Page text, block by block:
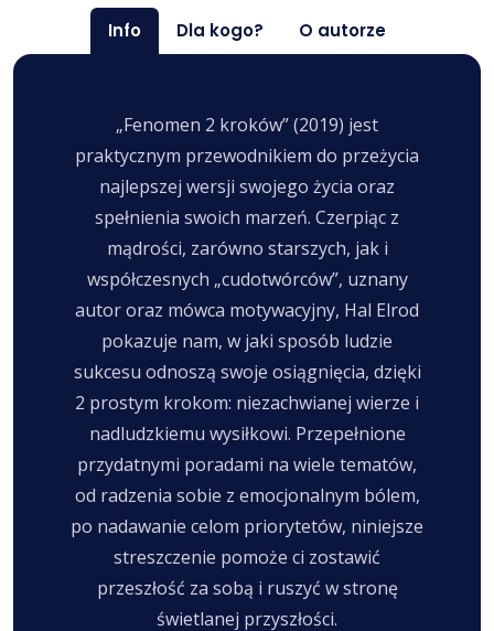
Info Dla kogo? O autorze
„Fenomen 2 kroków” (2019) jest
praktycznym przewodnikiem do przeżycia
najlepszej wersji swojego życia oraz
spełnienia swoich marzeń. Czerpiąc z
mądrości, zarówno starszych, jak i
współczesnych „cudotwórców”, uznany
autor oraz mówca motywacyjny, Hal Elrod
pokazuje nam, w jaki sposób ludzie
sukcesu odnoszą swoje osiągnięcia, dzięki
2 prostym krokom: niezachwianej wierze i
nadludzkiemu wysiłkowi. Przepełnione
przydatnymi poradami na wiele tematów,
od radzenia sobie z emocjonalnym bólem,
po nadawanie celom priorytetów, niniejsze
streszczenie pomoże ci zostawić
przeszłość za sobą i ruszyć w stronę
świetlanej przyszłości.